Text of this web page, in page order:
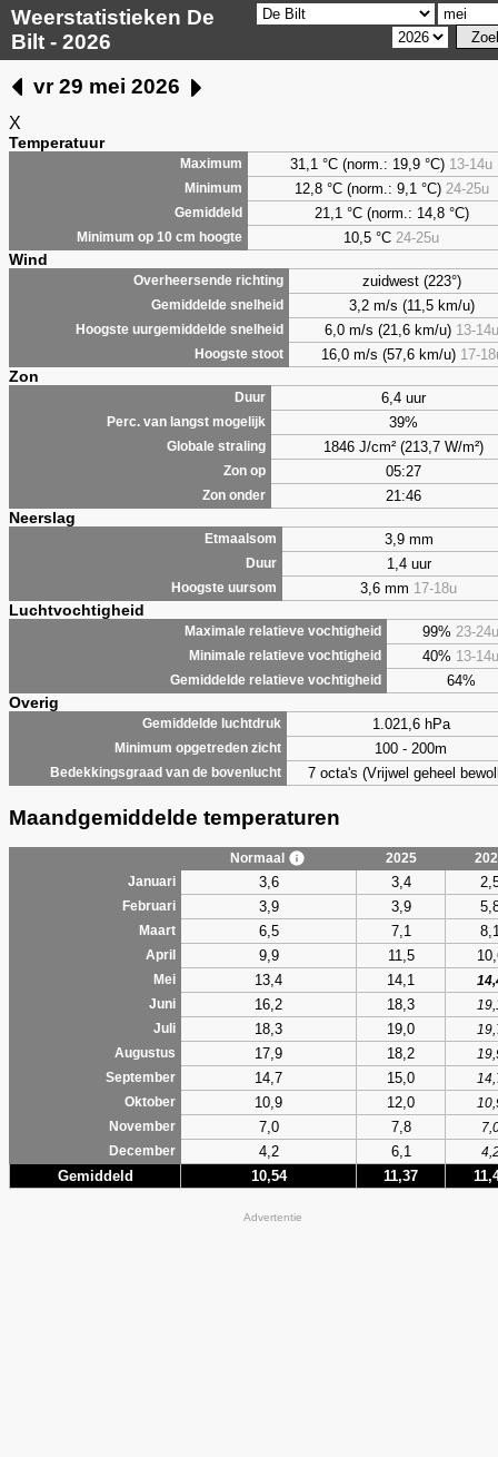
Weerstatistieken De
Bilt - 2026
vr 29 mei 2026
X
Temperatuur
Maximum 31,1 °C (norm.: 19,9 °C) 13-14u
Minimum 12,8 °C (norm.: 9,1 °C) 24-25u
Gemiddeld 21,1 °C (norm.: 14,8 °C)
Minimum op 10 cm hoogte 10,5 °C 24-25u
Wind
Overheersende richting zuidwest (223°)
Gemiddelde snelheid 3,2 m/s (11,5 km/u)
Hoogste uurgemiddelde snelheid 6,0 m/s (21,6 km/u) 13-14u
Hoogste stoot 16,0 m/s (57,6 km/u) 17-
Zon
Duur 6,4 uur
Perc. van langst mogelijk 39%
Globale straling 1846 J/cm² (213,7 W/m²)
Zon op 05:27
Zon onder 21:46
Neerslag
Etmaalsom 3,9 mm
Duur 1,4 uur
Hoogste uursom 3,6 mm 17-18u
Luchtvochtigheid
Maximale relatieve vochtigheid 99% 23-24u
Minimale relatieve vochtigheid 40% 13-14u
Gemiddelde relatieve vochtigheid 64%
Overig
Gemiddelde luchtdruk 1.021,6 hPa
Minimum opgetreden zicht 100 - 200m
Bedekkingsgraad van de bovenlucht 7 octa's (Vrijwel geheel
Maandgemiddelde temperaturen
Normaal 2025
Januari
3,6 3,4
Februari 3,9 3,9
Maart 6,5 7,1
April 9,9 11,5
Mei 13,4 14,1
Juni
16,2 18,3
Juli
18,3 19,0
Augustus
17,9 18,2
September
14,7 15,0
Oktober
10,9 12,0
November
7,0 7,8
December
4,2 6,1
Gemiddeld 10,54 11,37
Advertentie